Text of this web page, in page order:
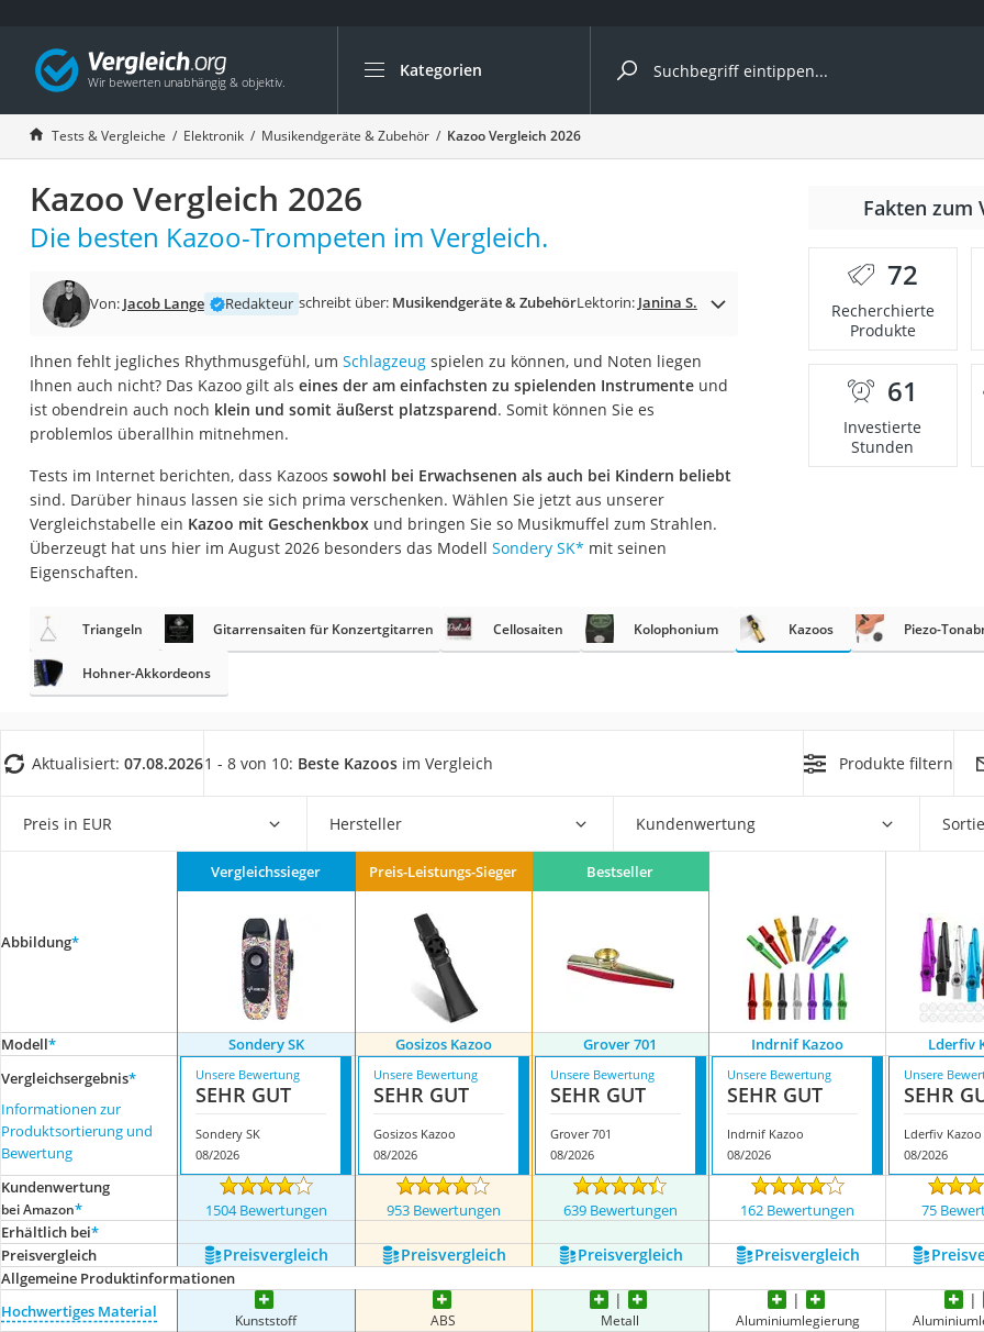
Kategorien
Die beliebtesten Vergleiche nach Kategorie
Elektronik
Powerstation
Monitor 32 Zoll 4K
Fernseher
Desktop-PC
Diascanner
Laser-Multifunktionsdrucker
Powerstation mit Solarpanel
Gaming-PC
Soundbar
Satellitenschüssel
Gaming-Headset
Ladekabel Typ 2 Schuko
Acer Aspire
Service
Tests & Vergleiche Elektronik Musikendgeräte & Zubehör Kazoo Vergleich 2026
Kazoo Vergleich 2026
Die besten Kazoo-Trompeten im Vergleich.
Von: Jacob Lange Redakteur schreibt über: Musikendgeräte & ZubehörLektorin: Janina S.
Ihnen fehlt jegliches Rhythmusgefühl, um Schlagzeugspielen zu können, und Noten liegen
Ihnen auch nicht? Das Kazoo gilt als eines der am einfachsten zu spielenden Instrumenteund
ist obendrein auch noch klein und somit äußerst platzsparend. Somit können Sie es
problemlos überallhin mitnehmen.
Tests im Internet berichten, dass Kazoos sowohl bei Erwachsenen als auch bei Kindern beliebt
sind. Darüber hinaus lassen sie sich prima verschenken. Wählen Sie jetzt aus unserer
Vergleichstabelle ein Kazoo mit Geschenkboxund bringen Sie so Musikmuffel zum Strahlen.
Überzeugt hat uns hier im August 2026 besonders das Modell Sondery SK* mit seinen
Eigenschaften.
Fakten zum
72
Recherchierte
Produkte
61
Investierte
Stunden
Triangeln Gitarrensaiten für Konzertgitarren Cellosaiten Kolophonium Kazoos Piezo-
Hohner-Akkordeons
Aktualisiert: 07.08.20261 - 8 von 10: Beste Kazoos im Vergleich Produkte filtern
Preis in EUR Hersteller Kundenwertung
Abbildung*
Vergleichssieger Preis-Leistungs-Sieger Bestseller
Modell* Sondery SK Gosizos Kazoo Grover 701 Indrnif Kazoo
Lderfiv
Vergleichsergebnis*
Informationen zur
Produktsortierung und
Bewertung
Unsere Bewertung
SEHR GUT
Sondery SK
08/2026
Unsere Bewertung
SEHR GUT
Gosizos Kazoo
08/2026
Unsere Bewertung
SEHR GUT
Grover 701
08/2026
Unsere Bewertung
SEHR GUT
Indrnif Kazoo
08/2026
Unsere
SEHR
Lderfiv Kazoo
08/2026
Kundenwertung
bei Amazon* 1504 Bewertungen 953 Bewertungen 639 Bewertungen 162 Bewertungen
75
Erhältlich bei*
Preis­vergleich
Preis­vergleich Preis­vergleich Preis­vergleich Preis­vergleich
Allgemeine Produktinformationen
Hochwertiges Material
Kunststoff ABS Metall Aluminiumlegierung